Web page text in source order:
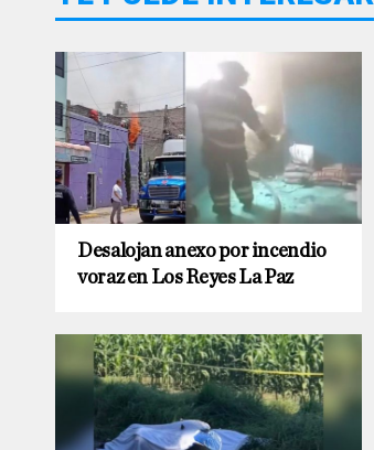
Desalojan anexo por incendio
voraz en Los Reyes La Paz